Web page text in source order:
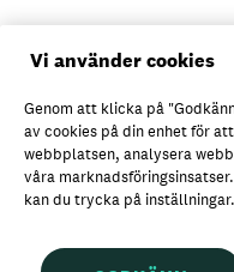
Personuppgiftspolicy
Axfoods integritetspolicy
Här kan du köpa
Vi använder cookies
Genom att klicka på
av cookies på din enhet för
webbplatsen, analysera
våra
kan du trycka på inställningar.